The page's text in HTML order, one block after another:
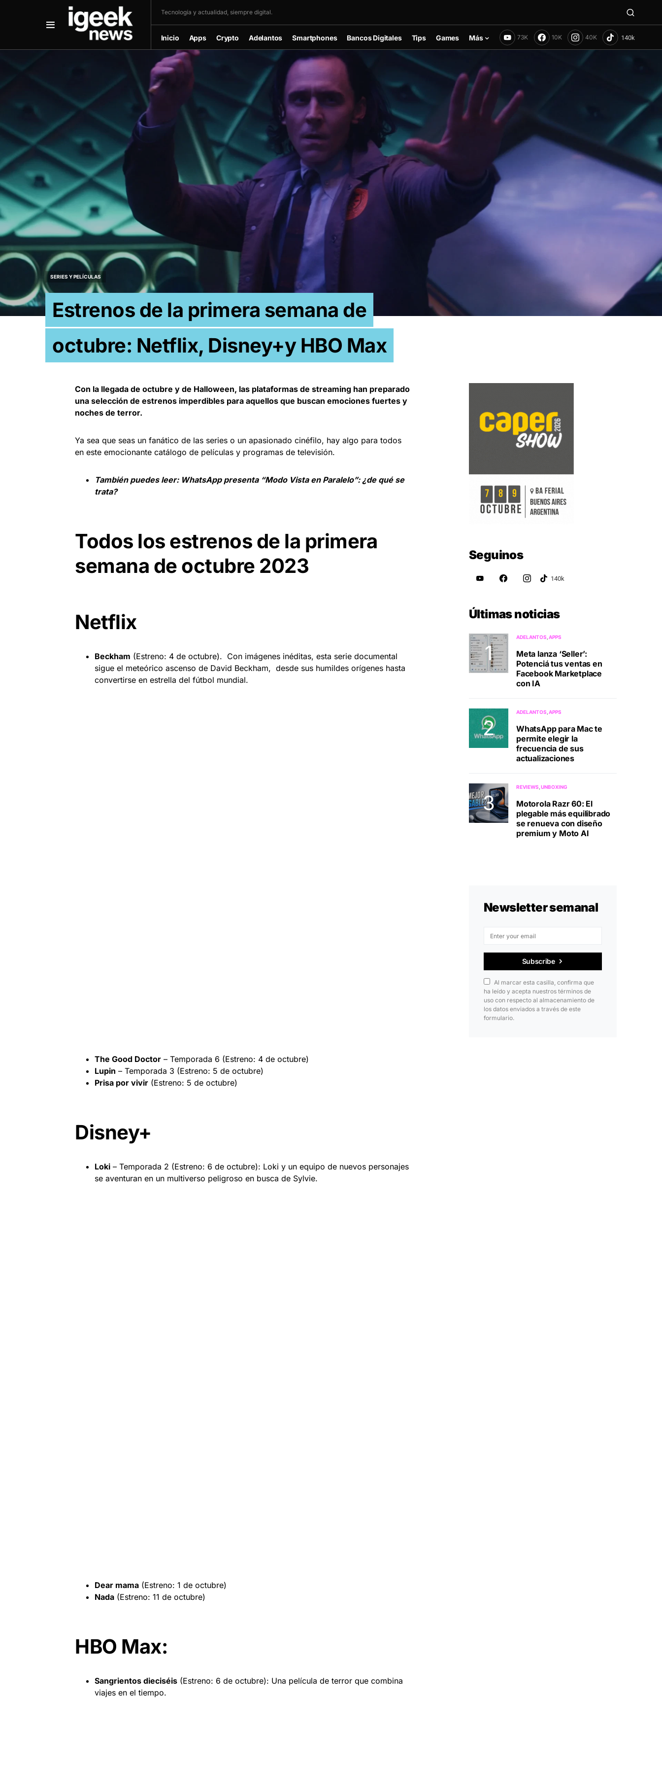
Tecnología y actualidad, siempre digital.
Inicio Apps Crypto Adelantos Smartphones Bancos Digitales Tips Games Más 73K 10K 40K
SERIES Y PELÍCULAS
Estrenos de la primera semana de
octubre: Netflix, Disney+y HBO Max
Con la llegada de octubre y de Halloween, las plataformas de streaming han preparado
una selección de estrenos imperdibles para aquellos que buscan emociones fuertes y
noches de terror.
Ya sea que seas un fanático de las series o un apasionado cinéfilo, hay algo para todos
en este emocionante catálogo de películas y programas de televisión.
También puedes leer: WhatsApp presenta “Modo Vista en Paralelo”: ¿de qué se
trata?
Todos los estrenos de la primera
semana de octubre 2023
Netflix
Beckham (Estreno: 4 de octubre). Con imágenes inéditas, esta serie documental
sigue el meteórico ascenso de David Beckham, desde sus humildes orígenes hasta
convertirse en estrella del fútbol mundial.
The Good Doctor – Temporada 6 (Estreno: 4 de octubre)
Lupin – Temporada 3 (Estreno: 5 de octubre)
Prisa por vivir (Estreno: 5 de octubre)
Disney+
Loki – Temporada 2 (Estreno: 6 de octubre): Loki y un equipo de nuevos personajes
se aventuran en un multiverso peligroso en busca de Sylvie.
Dear mama (Estreno: 1 de octubre)
Nada (Estreno: 11 de octubre)
HBO Max:
Sangrientos dieciséis (Estreno: 6 de octubre): Una película de terror que combina
viajes en el tiempo.
Seguinos
Últimas noticias
ADELANTOS APPS
Meta lanza ‘Seller’:
Potenciá tus ventas en
Facebook Marketplace
con IA
ADELANTOS APPS
WhatsApp para Mac te
permite elegir la
frecuencia de sus
actualizaciones
REVIEWS UNBOXING
Motorola Razr 60: El
plegable más equilibrado
se renueva con diseño
premium y Moto AI
Newsletter semanal
Subscribe
Al marcar esta casilla, confirma que
ha leído y acepta nuestros términos de
uso con respecto al almacenamiento de
los datos enviados a través de este
formulario.